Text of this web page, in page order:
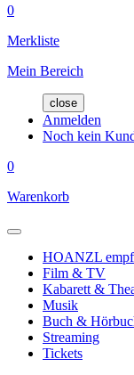
0
Merkliste
Mein Bereich
close
Anmelden
Noch kein
0
Warenkorb
HOANZL
Film & TV
Kabarett &
Musik
Buch &
Streaming
Tickets